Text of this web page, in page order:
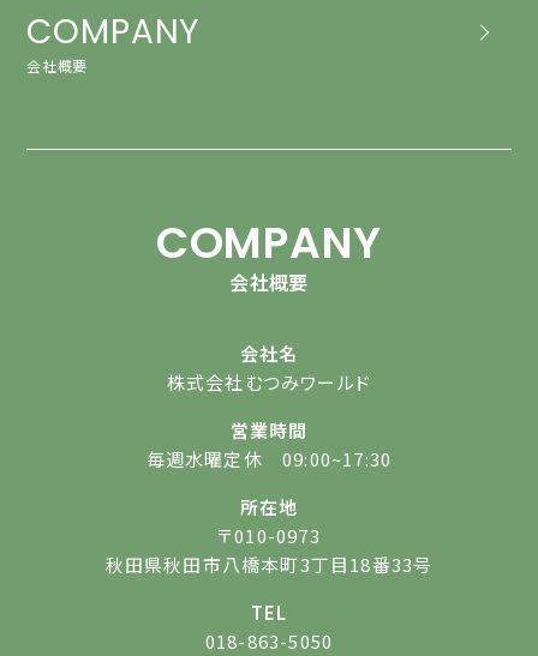
COMPANY
会社概要
COMPANY
会社概要
会社名
株式会社むつみワールド
営業時間
毎週水曜定休 09:00~17:30
所在地
〒010-0973
秋田県秋田市八橋本町3丁目18番33号
TEL
018-863-5050